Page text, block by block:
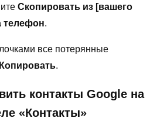
Скопировать из [вашего
телефон.
все потерянные
Копировать.
контакты Google на
«Контакты»